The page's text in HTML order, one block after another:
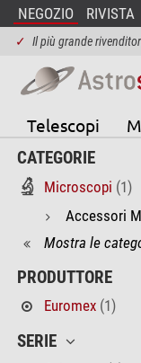
NEGOZIO RIVISTA
✓ Il più grande
Telescopi
CATEGORIE
Microscopi (1)
Accessori
Mostra le
PRODUTTORE
Euromex (1)
SERIE